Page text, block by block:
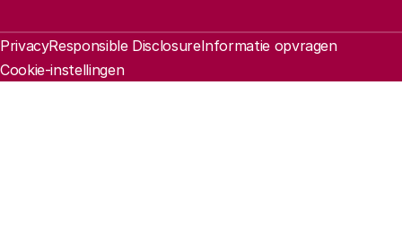
Juridische informatie
PrivacyResponsible DisclosureInformatie opvragen
Cookie-instellingen